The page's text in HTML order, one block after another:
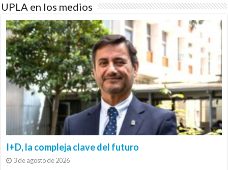
UPLA en los medios
I+D, la compleja clave del futuro
3 de agosto de 2026